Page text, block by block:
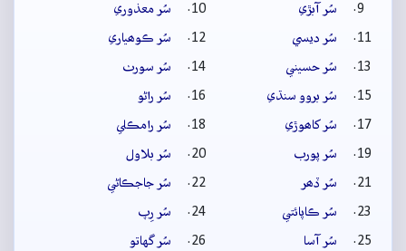
سُر آبڙي
سُر معذوري
سُر ديسي
سُر ڪوھياري
سُر حسيني
سُر سورٺ
سُر بروو سنڌي
سُر راڻو
سُر کاھوڙي
سُر رامڪلي
سُر پورب
سُر بلاول
سُر ڏھر
سُر جاجڪاڻي
سُر ڪاپائتي
سُر رِپ
سُر آسا
سُر گهاتو